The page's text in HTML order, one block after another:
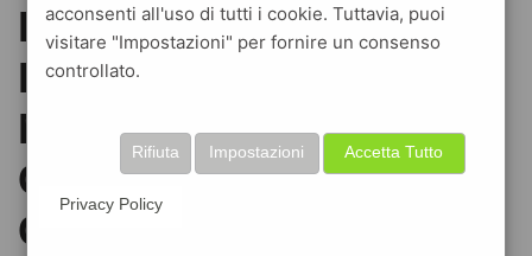
FATTURA
ELETTRONICA:
MANCATA CONSEGNA
CODICI DI ERRORE
CASSETTO FISCALE
acconsenti all'uso di tutti i cookie. Tuttavia, puoi
visitare "Impostazioni" per fornire un consenso
controllato.
Accetta Tutto
Impostazioni
Rifiuta
Privacy Policy